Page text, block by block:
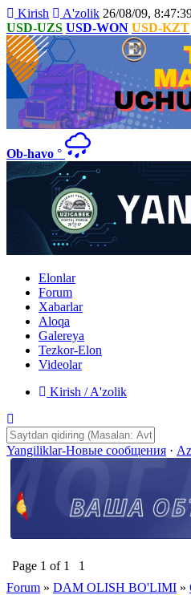
Kirish A'zolik 26/08/09,
USD-UZS USD-WON USD-KZT
Ob-havo °
Elonlar
Forum
Xabarlar
Aloqa
Galereya
Tezkor-Elon
Videolar
Kirish / A'zolik
Yangiliklar-Новые сообщения ·
Page 1 of 1
1
Forum » DAM OLISH BO'LIMI »